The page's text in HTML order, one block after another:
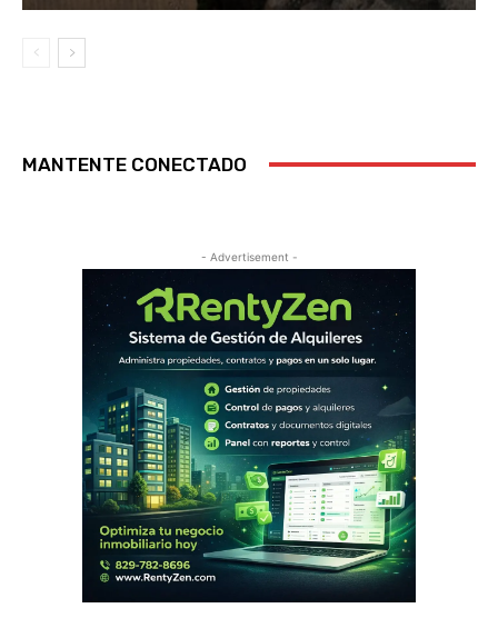
MANTENTE CONECTADO
- Advertisement -